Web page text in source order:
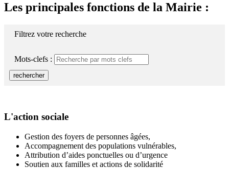
Les principales fonctions de la Mairie :
Filtrez votre recherche
Mots-clefs :
rechercher
L'action sociale
Gestion des foyers de personnes âgées,
Accompagnement des populations vulnérables,
Attribution d’aides ponctuelles ou d’urgence
Soutien aux familles et actions de solidarité